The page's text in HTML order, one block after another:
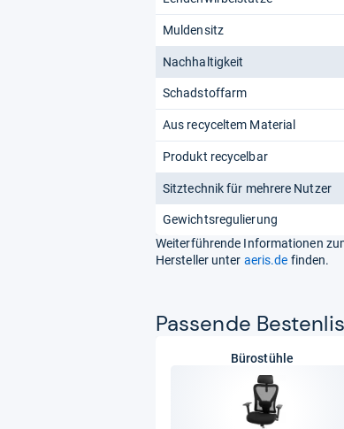
Muldensitz
Nachhaltigkeit
Schadstoffarm
Aus recyceltem Material
Produkt recycelbar
Sitztechnik für mehrere Nutzer
Gewichtsregulierung
Weiterführende Informationen
Hersteller unter aeris.de finden.
Pas­sende
Bürostühle